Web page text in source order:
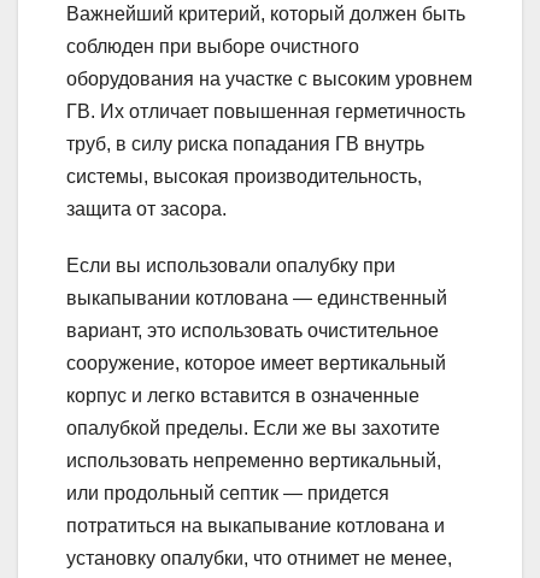
Важнейший критерий, который должен быть
соблюден при выборе очистного
оборудования на участке с высоким уровнем
ГВ. Их отличает повышенная герметичность
труб, в силу риска попадания ГВ внутрь
системы, высокая производительность,
защита от засора.
Если вы использовали опалубку при
выкапывании котлована — единственный
вариант, это использовать очистительное
сооружение, которое имеет вертикальный
корпус и легко вставится в означенные
опалубкой пределы. Если же вы захотите
использовать непременно вертикальный,
или продольный септик — придется
потратиться на выкапывание котлована и
установку опалубки, что отнимет не менее,